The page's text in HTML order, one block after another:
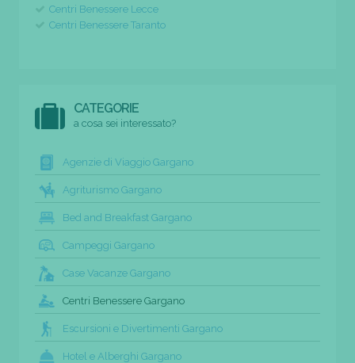
Centri Benessere Lecce
Centri Benessere Taranto
CATEGORIE
a cosa sei interessato?
Agenzie di Viaggio Gargano
Agriturismo Gargano
Bed and Breakfast Gargano
Campeggi Gargano
Case Vacanze Gargano
Centri Benessere Gargano
Escursioni e Divertimenti Gargano
Hotel e Alberghi Gargano